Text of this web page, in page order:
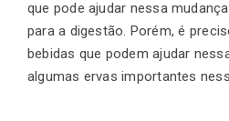
que pode ajudar nessa
para a digestão. Porém, é
bebidas que podem ajudar
algumas ervas importantes